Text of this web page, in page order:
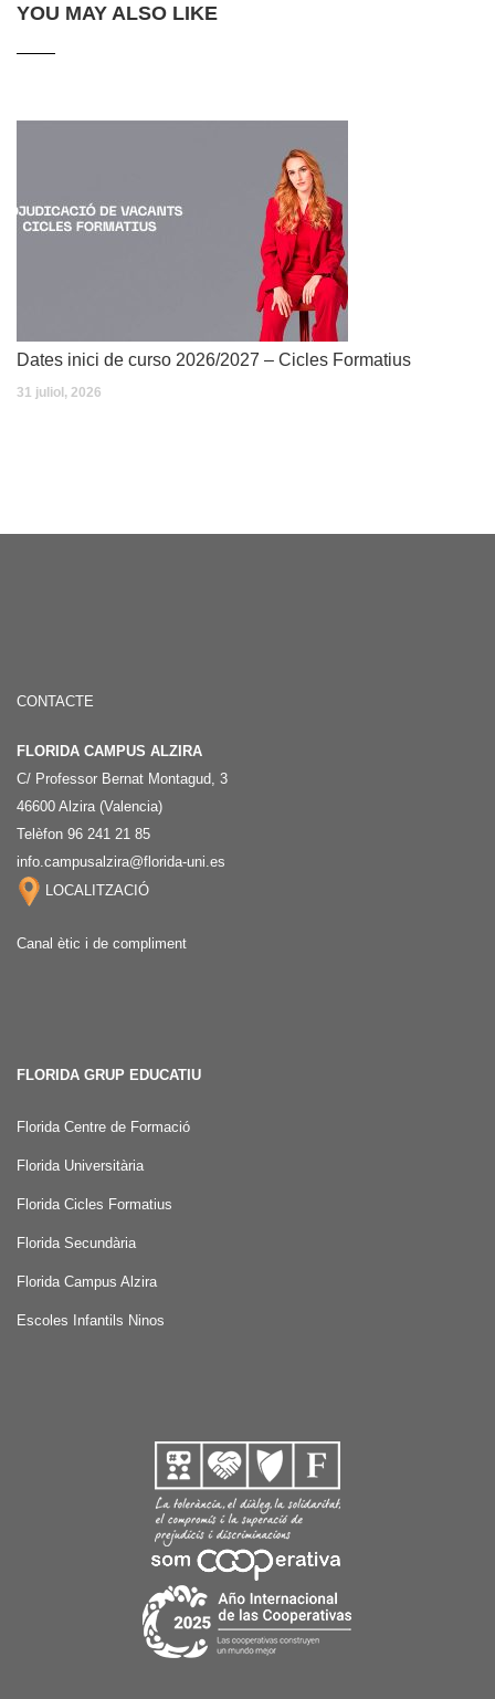
YOU MAY ALSO LIKE
Dates inici de curso 2026/2027 – Cicles Formatius
31 juliol, 2026
CONTACTE
FLORIDA CAMPUS ALZIRA
C/ Professor Bernat Montagud, 3
46600 Alzira (Valencia)
Telèfon 96 241 21 85
info.campusalzira@florida-uni.es
LOCALITZACIÓ
Canal ètic i de compliment
FLORIDA GRUP EDUCATIU
Florida Centre de Formació
Florida Universitària
Florida Cicles Formatius
Florida Secundària
Florida Campus Alzira
Escoles Infantils Ninos